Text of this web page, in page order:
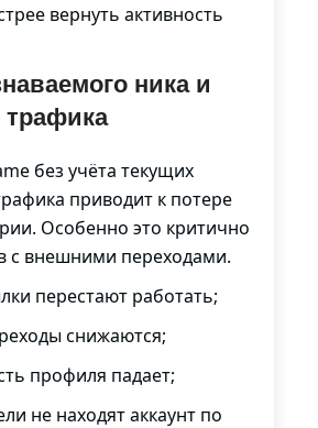
вернуть активность
ника и
трафика
без учёта текущих
приводит к потере
Особенно это критично
с внешними переходами.
перестают работать;
снижаются;
профиля падает;
не находят аккаунт по